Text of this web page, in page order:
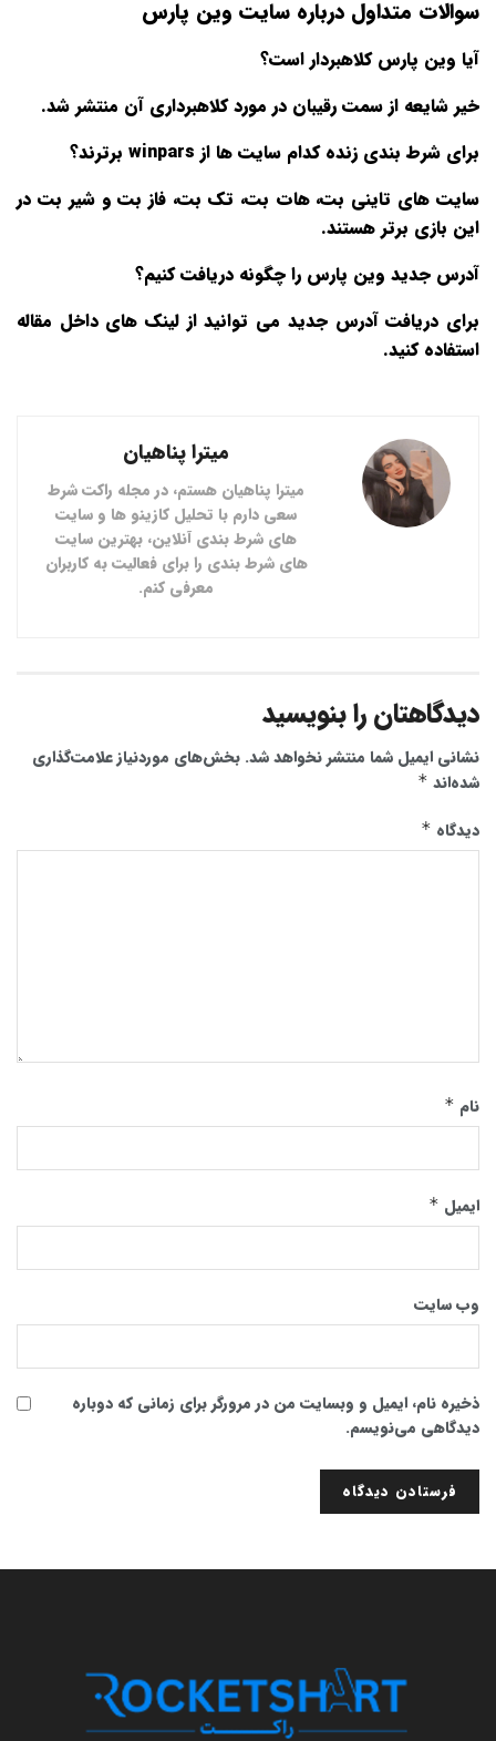
سوالات متداول درباره سایت وین پارس
آیا وین پارس کلاهبردار است؟
خیر شایعه از سمت رقیبان در مورد کلاهبرداری آن منتشر شد.
برای شرط بندی زنده کدام سایت ها از winpars برترند؟
سایت های تاینی بت، هات بت، تک بت، فاز بت و شیر بت در
این بازی برتر هستند.
آدرس جدید وین پارس را چگونه دریافت کنیم؟
برای دریافت آدرس جدید می توانید از لینک های داخل مقاله
استفاده کنید.
میترا پناهیان
میترا پناهیان هستم، در مجله راکت شرط
سعی دارم با تحلیل کازینو ها و سایت
های شرط بندی آنلاین، بهترین سایت
های شرط بندی را برای فعالیت به کاربران
معرفی کنم.
دیدگاهتان را بنویسید
نشانی ایمیل شما منتشر نخواهد شد. بخش‌های موردنیاز علامت‌گذاری
شده‌اند *
دیدگاه *
نام *
ایمیل *
وب‌ سایت
ذخیره نام، ایمیل و وبسایت من در مرورگر برای زمانی که دوباره
دیدگاهی می‌نویسم.